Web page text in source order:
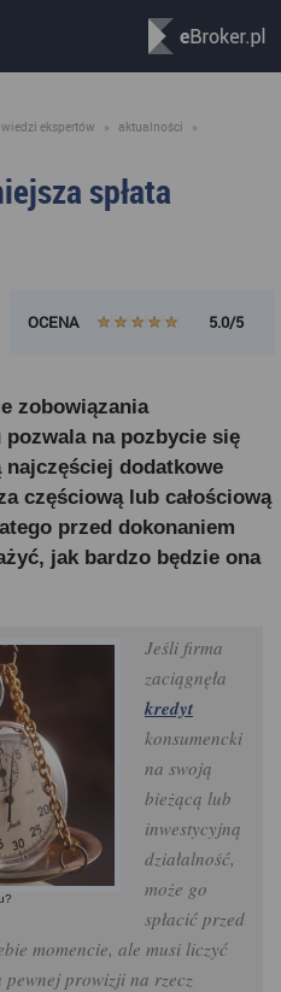
ekspertów » aktualności
»
spłata
OCENA 5.0/5
zobowiązania
na pozbycie się
najczęściej dodatkowe
częściową lub całościową
przed dokonaniem
jak bardzo będzie ona
Jeśli firma
zaciągnęła
kredyt
konsumencki
na swoją
bieżącą lub
inwestycyjną
działalność,
może go
spłacić przed
momencie, ale musi liczyć
pewnej prowizji na rzecz